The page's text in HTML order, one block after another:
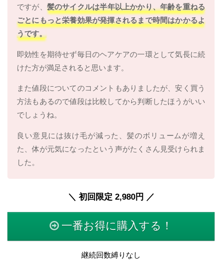
ですが、 髪のサイクルは半年以上かかり、年齢を重ねる
ごとにもっと栄養効果が発揮されるまで時間はかかるよ
うです。
即効性を期待せず毎日のヘアケアの一環として気長に続
けた方が満足されると思います。
また値段についてのコメントもありましたが、安く買う
方法もあるので値段は比較してから判断したほうがいい
でしょうね。
良い意見には抜け毛が減った、髪のボリュームが増え
た、体が元気になったという声がたくさん見受けられま
した。
＼ 初回限定 2,980円 ／
一番お得に購入する！
継続回数縛りなし